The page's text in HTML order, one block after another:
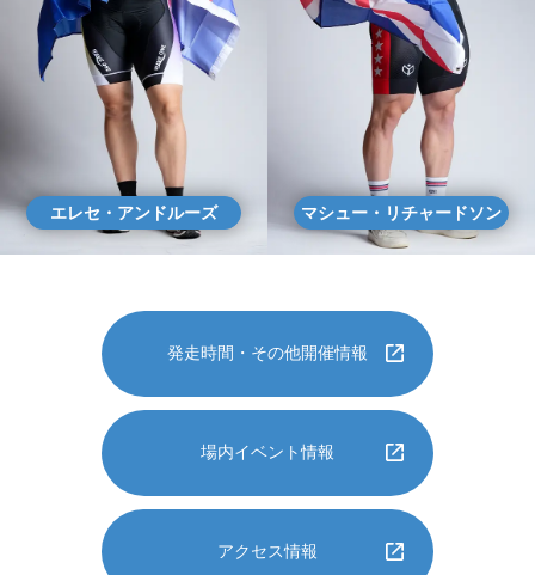
エレセ・アンドルーズ マシュー・リチャードソン
発走時間・ その他開催情報
場内イベント情報
アクセス情報